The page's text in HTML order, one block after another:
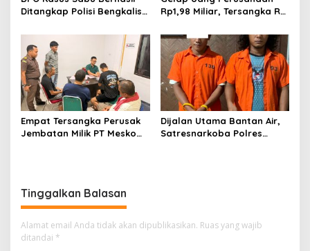
Ditangkap Polisi Bengkalis,
Diringkus
Rp1,98 Miliar, Tersangka RS
PN Bengkalis, JPU Ajukan
Banding
Empat Tersangka Perusak
Jembatan Milik PT Meskom
Dijalan Utama Bantan Air,
Satresnarkoba Polres
Tinggalkan Balasan
Alamat email Anda tidak akan dipublikasikan. Ruas yang wajib
ditandai *